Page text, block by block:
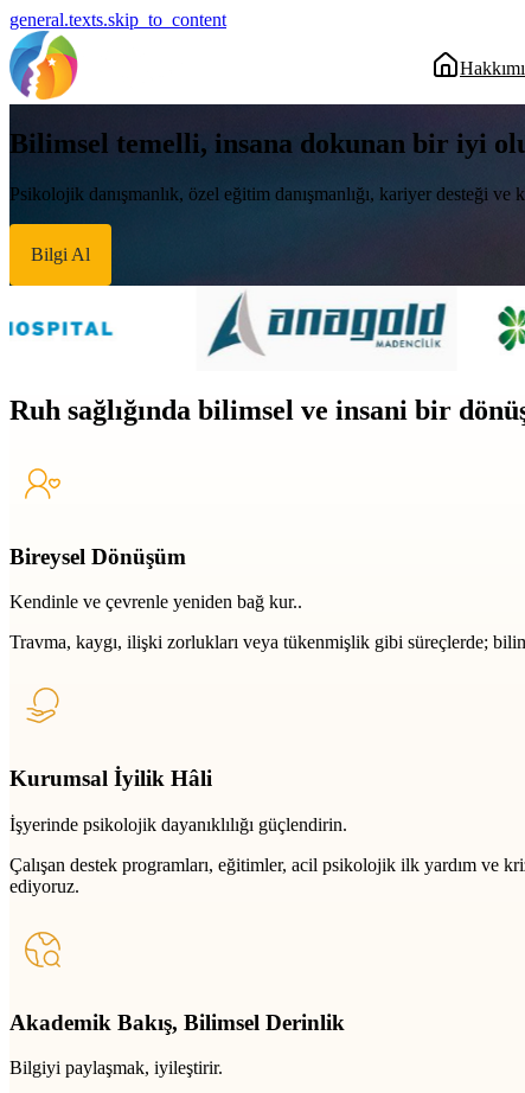
general.texts.skip_to_content
Bilimsel temelli, insana dokunan bir iyi
Psikolojik danışmanlık, özel eğitim danışmanlığı, kariyer desteği ve
Bilgi Al
Ruh sağlığında bilimsel ve insani bir
Bireysel Dönüşüm
Kendinle ve çevrenle yeniden bağ kur..
Travma, kaygı, ilişki zorlukları veya tükenmişlik gibi süreçlerde;
Kurumsal İyilik Hâli
İşyerinde psikolojik dayanıklılığı güçlendirin.
Çalışan destek programları, eğitimler, acil psikolojik ilk yardım ve
ediyoruz.
Akademik Bakış, Bilimsel Derinlik
Bilgiyi paylaşmak, iyileştirir.